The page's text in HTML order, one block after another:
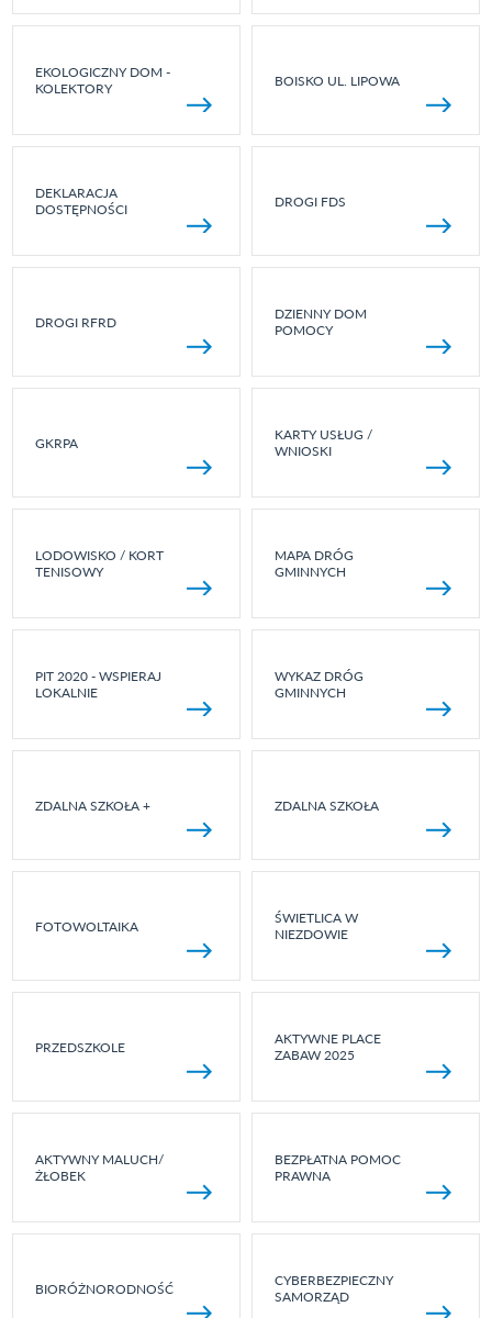
EKOLOGICZNY DOM -
KOLEKTORY
BOISKO UL. LIPOWA
DEKLARACJA
DOSTĘPNOŚCI
DROGI FDS
DROGI RFRD
DZIENNY DOM
POMOCY
GKRPA
KARTY USŁUG /
WNIOSKI
LODOWISKO / KORT
TENISOWY
MAPA DRÓG
GMINNYCH
PIT 2020 - WSPIERAJ
LOKALNIE
WYKAZ DRÓG
GMINNYCH
ZDALNA SZKOŁA + ZDALNA SZKOŁA
FOTOWOLTAIKA
ŚWIETLICA W
NIEZDOWIE
PRZEDSZKOLE
AKTYWNE PLACE
ZABAW 2025
AKTYWNY MALUCH/
ŻŁOBEK
BEZPŁATNA POMOC
PRAWNA
BIORÓŻNORODNOŚĆ
CYBERBEZPIECZNY
SAMORZĄD